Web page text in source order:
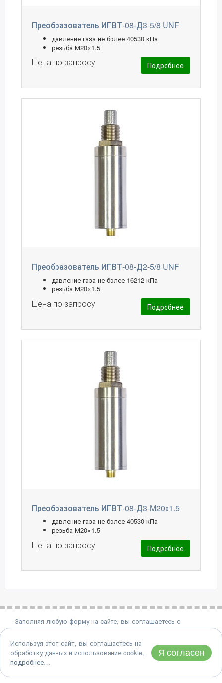
Преобразователь ИПВТ-08-Д3-5/8 UNF
давление газа не более 40530 кПа
резьба М20×1.5
Цена по запросу Подробнее
Преобразователь ИПВТ-08-Д2-5/8 UNF
давление газа не более 16212 кПа
резьба М20×1.5
Цена по запросу Подробнее
Преобразователь ИПВТ-08-Д3-M20x1.5
давление газа не более 40530 кПа
резьба М20×1.5
Цена по запросу Подробнее
Заполняя любую форму на сайте, вы соглашаетесь с
политикой конфиденциальности.
8 (495) 651-06-22
Адрес: 124460, Москва, Зеленоград, проезд 4922, дом 4, стр.
2
Используя этот сайт, вы соглашаетесь на
обработку данных и использование cookie,
подробнее…
Я согласен